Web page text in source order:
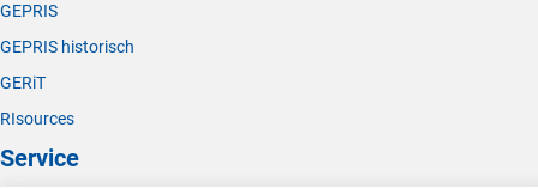
GEPRIS
GEPRIS historisch
GERiT
RIsources
Service